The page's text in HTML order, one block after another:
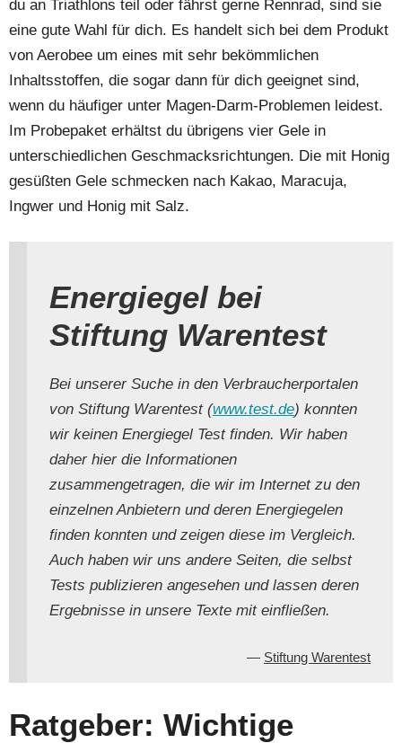
du an Triathlons teil oder fährst gerne Rennrad, sind sie
eine gute Wahl für dich. Es handelt sich bei dem Produkt
von Aerobee um eines mit sehr bekömmlichen
Inhaltsstoffen, die sogar dann für dich geeignet sind,
wenn du häufiger unter Magen-Darm-Problemen leidest.
Im Probepaket erhältst du übrigens vier Gele in
unterschiedlichen Geschmacksrichtungen. Die mit Honig
gesüßten Gele schmecken nach Kakao, Maracuja,
Ingwer und Honig mit Salz.
Energiegel bei
Stiftung Warentest
Bei unserer Suche in den Verbraucherportalen
von Stiftung Warentest (www.test.de) konnten
wir keinen Energiegel Test finden. Wir haben
daher hier die Informationen
zusammengetragen, die wir im Internet zu den
einzelnen Anbietern und deren Energiegelen
finden konnten und zeigen diese im Vergleich.
Auch haben wir uns andere Seiten, die selbst
Tests publizieren angesehen und lassen deren
Ergebnisse in unsere Texte mit einfließen.
Stiftung Warentest
Ratgeber: Wichtige